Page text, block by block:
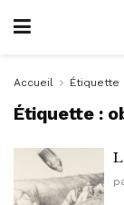
Accueil Étiquette
Étiquette :